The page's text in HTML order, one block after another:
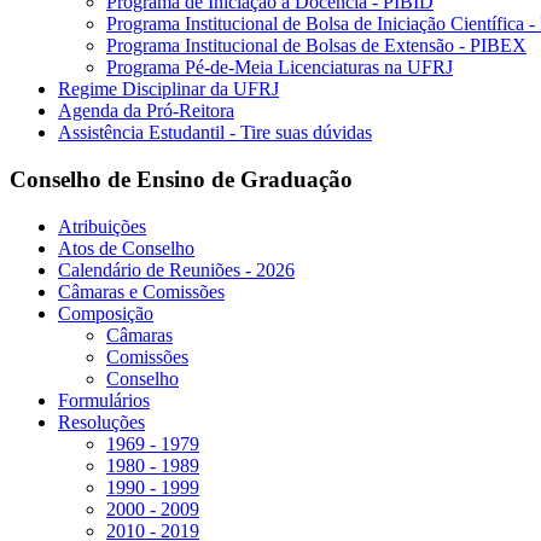
Programa Institucional de Bolsa de Iniciação Científica
Programa Institucional de Bolsas de Extensão - PIBEX
Programa Pé-de-Meia Licenciaturas na UFRJ
Regime Disciplinar da UFRJ
Agenda da Pró-Reitora
Assistência Estudantil - Tire suas dúvidas
Conselho de Ensino de Graduação
Atribuições
Atos de Conselho
Calendário de Reuniões - 2026
Câmaras e Comissões
Composição
Câmaras
Comissões
Conselho
Formulários
Resoluções
1969 - 1979
1980 - 1989
1990 - 1999
2000 - 2009
2010 - 2019